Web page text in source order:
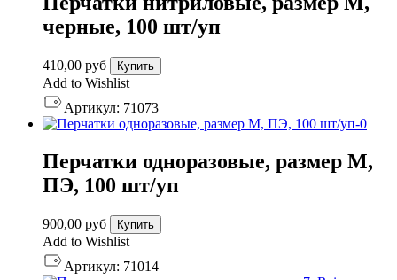
черные, 100 шт/уп
410,00 руб Купить
Add to Wishlist
Артикул: 71073
Перчатки одноразовые, размер M,
ПЭ, 100 шт/уп
900,00 руб Купить
Add to Wishlist
Артикул: 71014